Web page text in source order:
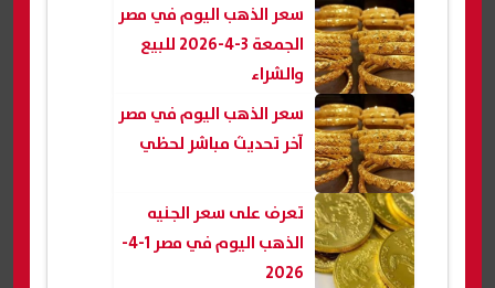
سعر الذهب اليوم في مصر
الجمعة 3-4-2026 للبيع
والشراء
سعر الذهب اليوم في مصر
آخر تحديث مباشر لحظي
تعرف على سعر الجنيه
الذهب اليوم في مصر 1-4-
2026